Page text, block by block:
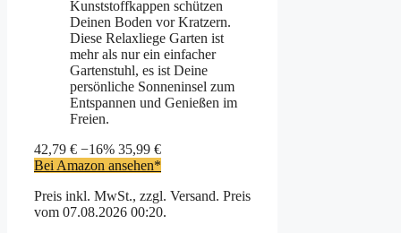
Kunststoffkappen schützen
Deinen Boden vor Kratzern.
Diese Relaxliege Garten ist
mehr als nur ein einfacher
Gartenstuhl, es ist Deine
persönliche Sonneninsel zum
Entspannen und Genießen im
Freien.
42,79 € −16% 35,99 €
Bei Amazon ansehen*
Preis inkl. MwSt., zzgl. Versand. Preis
vom 07.08.2026 00:20.